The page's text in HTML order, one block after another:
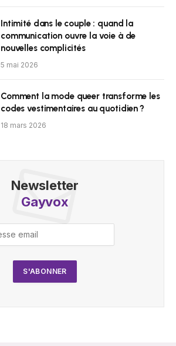
Intimité dans le couple : quand la
communication ouvre la voie à de
nouvelles complicités
5 mai 2026
Comment la mode queer transforme les
codes vestimentaires au quotidien ?
18 mars 2026
Newsletter
Gayvox